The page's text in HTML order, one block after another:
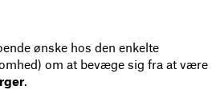
ønske hos den enkelte
om at bevæge sig fra at være
.